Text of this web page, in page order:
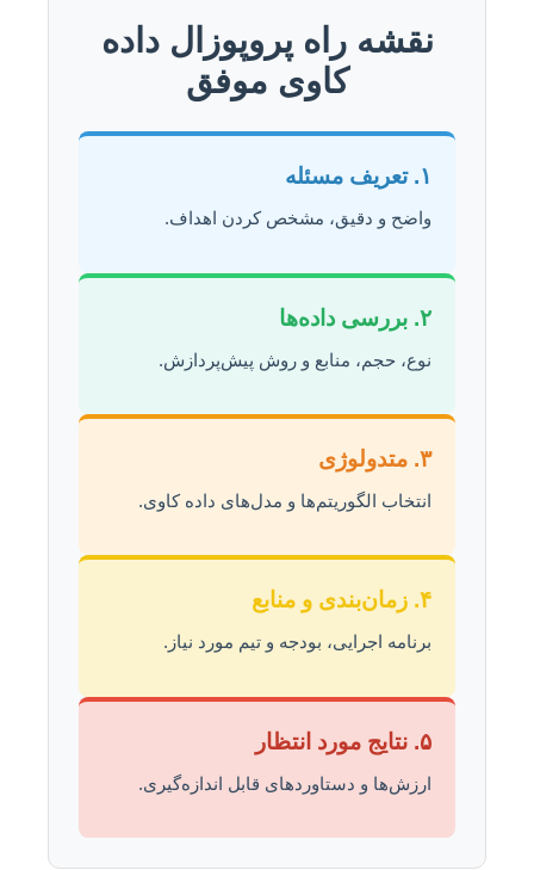
نقشه راه پروپوزال داده
کاوی موفق
۱. تعریف مسئله
واضح و دقیق، مشخص کردن اهداف.
۲. بررسی داده‌ها
نوع، حجم، منابع و روش پیش‌پردازش.
۳. متدولوژی
انتخاب الگوریتم‌ها و مدل‌های داده کاوی.
۴. زمان‌بندی و منابع
برنامه اجرایی، بودجه و تیم مورد نیاز.
۵. نتایج مورد انتظار
ارزش‌ها و دستاوردهای قابل اندازه‌گیری.